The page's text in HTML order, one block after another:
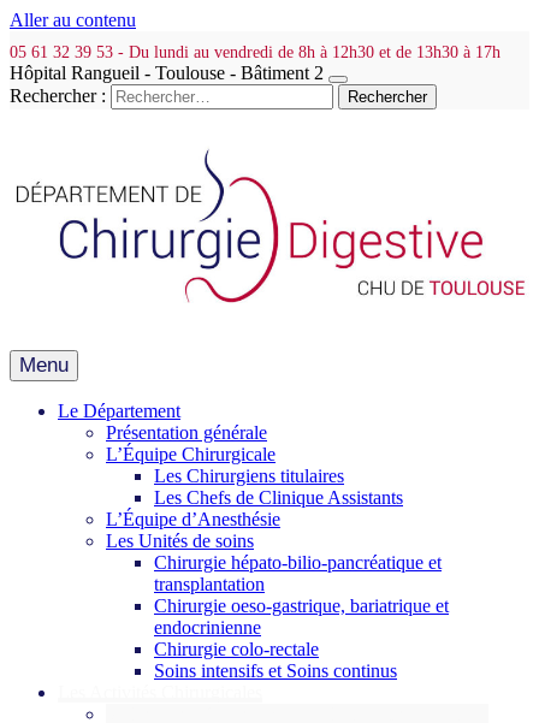
Aller au contenu
05 61 32 39 53 - Du lundi au vendredi de 8h à 12h30 et de 13h30 à 17h
Hôpital Rangueil - Toulouse - Bâtiment 2
Rechercher :
Menu
Le Département
Présentation générale
L’Équipe Chirurgicale
Les Chirurgiens titulaires
Les Chefs de Clinique Assistants
L’Équipe d’Anesthésie
Les Unités de soins
Chirurgie hépato-bilio-pancréatique et
transplantation
Chirurgie oeso-gastrique, bariatrique et
endocrinienne
Chirurgie colo-rectale
Soins intensifs et Soins continus